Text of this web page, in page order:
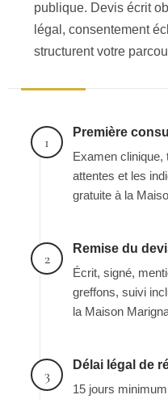
publique. Devis écrit
légal, consentement
structurent votre
1
Première
Examen clinique,
attentes et les
gratuite à la
2
Remise du
Écrit, signé,
greffons, suivi
la Maison
3
Délai légal de
15 jours